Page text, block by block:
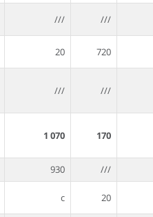
/// ///
20 720
/// ///
1 070 170
930
///
c 20